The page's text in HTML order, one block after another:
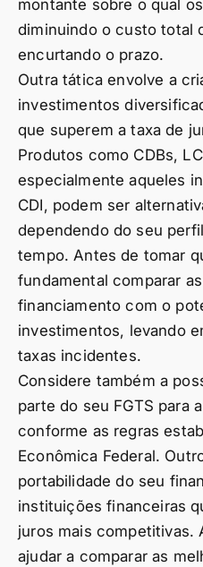
montante sobre o qual
diminuindo o custo total
encurtando o prazo.
Outra tática envolve a
investimentos
que superem a taxa de
Produtos como CDBs,
especialmente aqueles
CDI, podem ser
dependendo do seu
tempo. Antes de tomar
fundamental comparar
financiamento com o
investimentos, levando
taxas incidentes.
Considere também a
parte do seu FGTS para
conforme as regras
Econômica Federal.
portabilidade do seu
instituições financeiras
juros mais competitivas.
ajudar a comparar as